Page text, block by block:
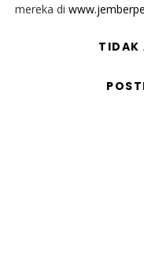
mereka di
TIDAK